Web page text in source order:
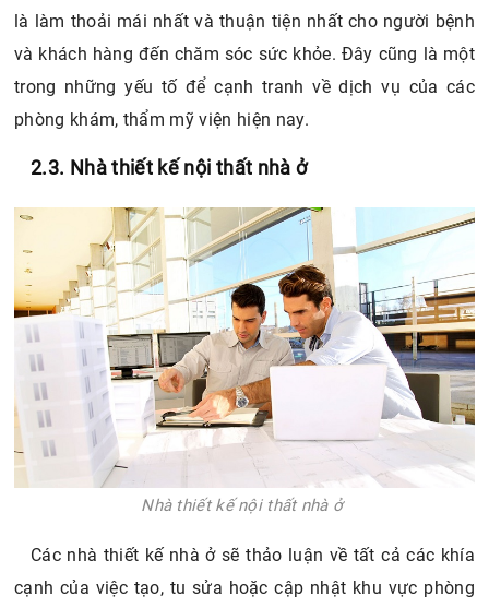
là làm thoải mái nhất và thuận tiện nhất cho người bệnh
và khách hàng đến chăm sóc sức khỏe. Đây cũng là một
trong những yếu tố để cạnh tranh về dịch vụ của các
phòng khám, thẩm mỹ viện hiện nay.
2.3. Nhà thiết kế nội thất nhà ở
Nhà thiết kế nội thất nhà ở
Các nhà thiết kế nhà ở sẽ thảo luận về tất cả các khía
cạnh của việc tạo, tu sửa hoặc cập nhật khu vực phòng